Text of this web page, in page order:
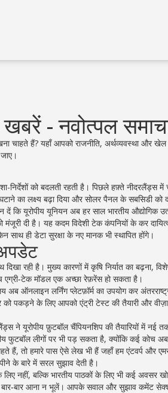
- नवोत्पल
चाहते हैं? यहाँ आपको राजनीति, अर्थव्यवस्था और
निर्देशों को बदलती रहती है। पिछले हफ़्ते
का लक्ष्य बढ़ा दिया और सोलर पैनल के सबसिडी
दें कि यूरोपीय यूनियन अब हर साल भारतीय औद्योगिक
दी है। यह कदम विदेशी टेक कंपनियों के कर
साथ ही डेटा सुरक्षा के नए मानक भी स्थापित होंगे।
रही है। मुख्य कारणों में कृषि निर्यात का बढ़ना,
मॉडल एक अच्छा रेफ़रेंस हो सकता है।
अब ऑनलाइन लर्निंग प्लेटफ़ॉर्म का उपयोग कर
पकड़ने के लिए आपको एंट्री टेस्ट की तैयारी और
ने यूरोपीय फ़ुटबॉल चैंपियनशिप की तैयारियों में
फुटबॉल लीगों पर भी पड़ सकता है, क्योंकि कई कोच
हैं, तो हमारे पास ऐसे लेख भी हैं जहाँ हम एंटवर्प और
के बारे में सरल सुझाव देती है।
नहीं, बल्कि भारतीय पाठकों के लिए भी कई अवसर
आना न भूलें। आपके सवाल और सुझाव कमेंट